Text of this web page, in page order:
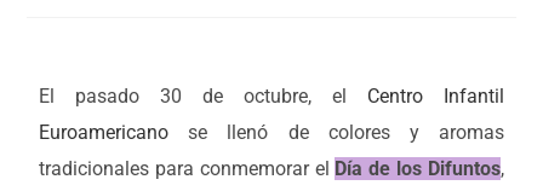
El pasado 30 de octubre, el Centro Infantil
Euroamericano se llenó de colores y aromas
tradicionales para conmemorar el Día de los Difuntos,